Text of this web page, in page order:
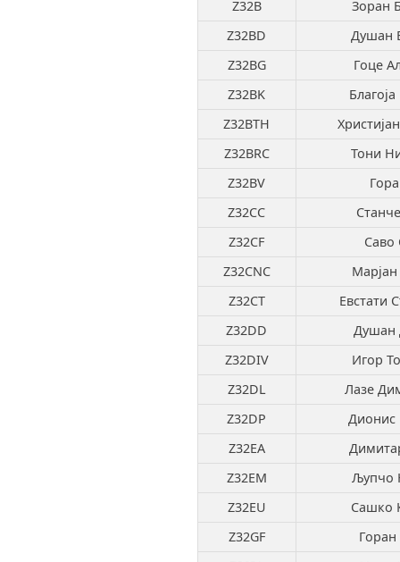
Z32B
Зоран
Z32BD
Душан
Z32BG
Гоце
Z32BK
Z32BTH
Z32BRC
Тони
Z32BV
Z32CC
Z32CF
Саво
Z32CNC
Z32CT
Евстати
Z32DD
Душан
Z32DIV
Игор
Z32DL
Лазе
Z32DP
Z32EA
Z32EM
Љупчо
Z32EU
Сашко
Z32GF